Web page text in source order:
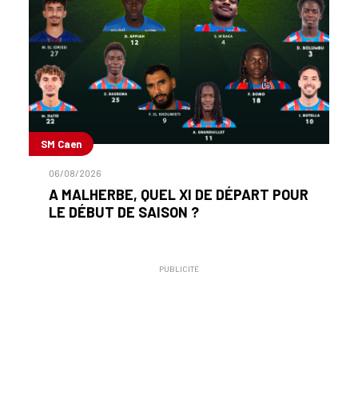
SM Caen
06/08/2026
A MALHERBE, QUEL XI DE DÉPART POUR
LE DÉBUT DE SAISON ?
PUBLICITÉ